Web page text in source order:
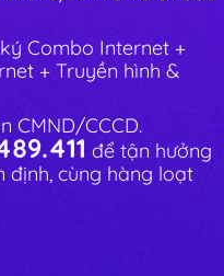
Combo Internet +
+ Truyền hình &
CMND/CCCD.
để tận hưởng
định, cùng hàng loạt